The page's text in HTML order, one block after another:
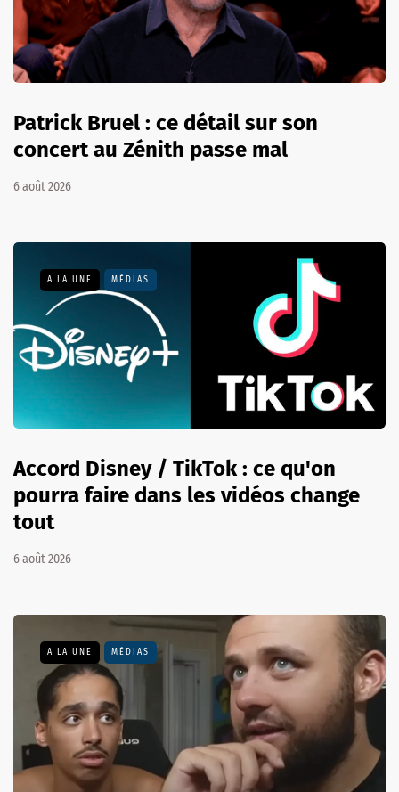
Patrick Bruel : ce détail sur son
concert au Zénith passe mal
6 août 2026
A LA UNE MÉDIAS
Accord Disney / TikTok : ce qu'on
pourra faire dans les vidéos change
tout
6 août 2026
A LA UNE MÉDIAS